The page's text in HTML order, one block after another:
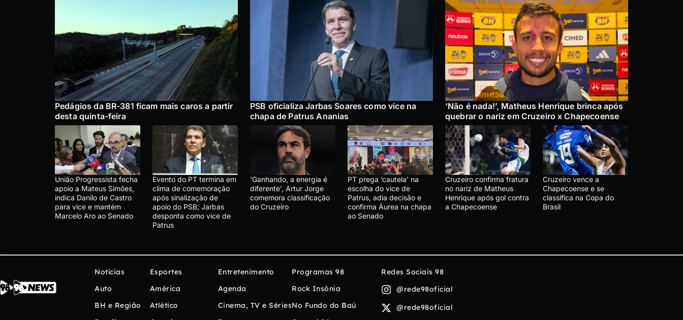
Pedágios da BR-381 ficam mais caros a partir
desta quinta-feira
PSB oficializa Jarbas Soares como vice na
chapa de Patrus Ananias
‘Não é nada!’, Matheus Henrique brinca após
quebrar o nariz em Cruzeiro x Chapecoense
União Progressista fecha
apoio a Mateus Simões,
indica Danilo de Castro
para vice e mantém
Marcelo Aro ao Senado
Evento do PT termina em
clima de comemoração
após sinalização de
apoio do PSB; Jarbas
desponta como vice de
Patrus
‘Ganhando, a energia é
diferente’, Artur Jorge
comemora classificação
do Cruzeiro
PT prega ‘cautela’ na
escolha do vice de
Patrus, adia decisão e
confirma Áurea na chapa
ao Senado
Cruzeiro confirma fratura
no nariz de Matheus
Henrique após gol contra
a Chapecoense
Cruzeiro vence a
Chapecoense e se
classifica na Copa do
Brasil
Notícias
Auto
BH e Região
Esportes
América
Atlético
Entretenimento
Agenda
Cinema, TV e Séries
Programas 98
Rock Insônia
No Fundo do Baú
Redes Sociais 98
@rede98oficial
@rede98oficial